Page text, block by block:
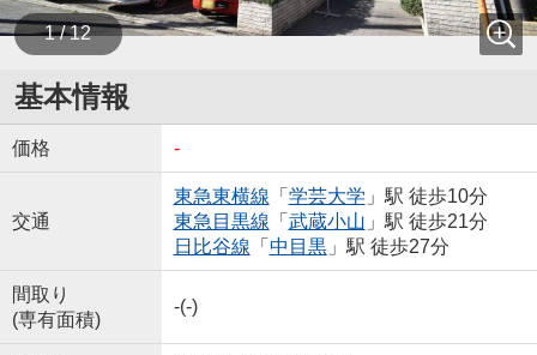
1 / 12
基本情報
価格 -
交通
東急東横線 「 学芸大学 」駅 徒歩10分
東急目黒線 「 武蔵小山 」駅 徒歩21分
日比谷線 「 中目黒」駅 徒歩27分
間取り
(専有面積)
-(-)